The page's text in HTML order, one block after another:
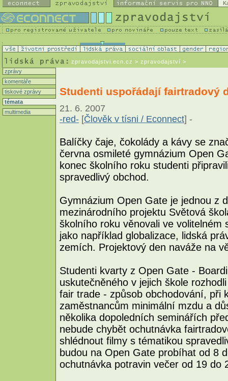
zpravodajstvi.ecn.cz > zpravodajství >
zprávy
komentáře
tiskové zprávy
témata
multimedia
Studenti uspořádají fairtradový
21. 6. 2007
-red- [Člověk v tísni / Econnect] -
Balíčky čaje, čokolády a kávy se
června osmileté gymnázium Open
konec školního roku studenti
spravedlivý obchod.
Gymnázium Open Gate je jednou z
mezinárodního projektu Světová
školního roku věnovali ve volitelném
jako například globalizace, lidská
zemích. Projektový den naváže na
Studenti kvarty z Open Gate -
uskutečněného v jejich škole
fair trade - způsob obchodování, při
zaměstnancům minimální mzdu a
několika dopoledních seminářích
nebude chybět ochutnávka
shlédnout filmy s tématikou
budou na Open Gate probíhat od 8
ochutnávka potravin večer od 19 do